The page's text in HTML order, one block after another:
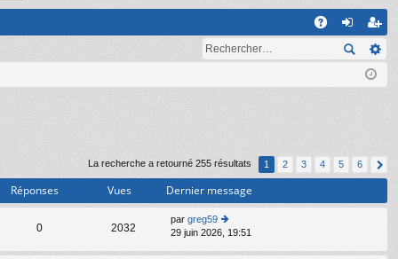
on ns
cri
La recherche a retourné 255 résultats 1 2 3 4 5 6
Réponses Vues Dernier message
0 2032
par greg59
o
29 juin 2026, 19:51